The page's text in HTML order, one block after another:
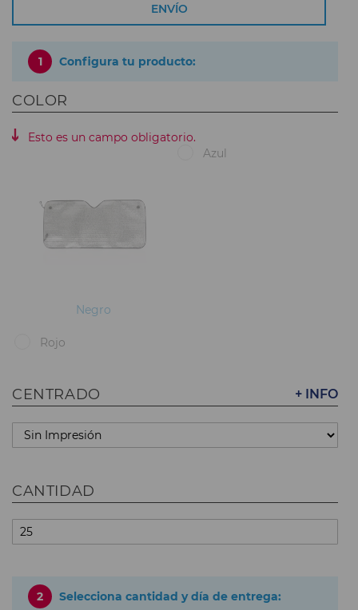
ENVÍO
1 Configura tu producto:
COLOR
Esto es un campo obligatorio.
Negro
Azul
Rojo
+ INFO
CENTRADO
CANTIDAD
2 Selecciona cantidad y día de entrega: